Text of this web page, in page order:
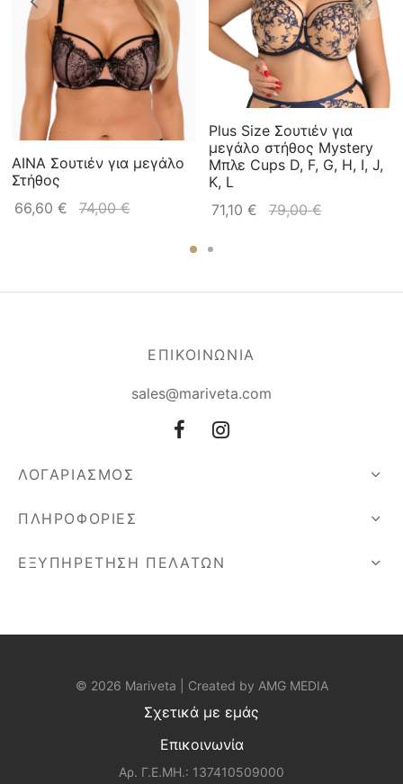
AINA Σουτιέν για μεγάλο
Στήθος
66,60 € 74,00€
Plus Size Σουτιέν για
μεγάλο στήθος Mystery
Μπλε Cups D, F, G, H, I, J,
K, L
71,10 € 79,00€
ΕΠΙΚΟΙΝΩΝΙΑ
sales@mariveta.com
ΛΟΓΑΡΙΑΣΜΟΣ
ΠΛΗΡΟΦΟΡΙΕΣ
ΕΞΥΠΗΡΕΤΗΣΗ ΠΕΛΑΤΩΝ
© 2026 Mariveta | Created by AMG MEDIA
Σχετικά με εμάς
Επικοινωνία
Αρ. Γ.Ε.ΜΗ.: 137410509000